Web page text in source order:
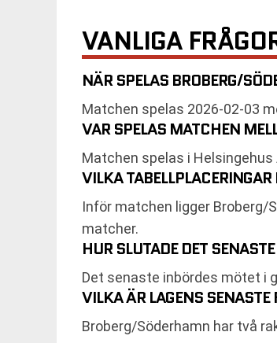
VANLIGA
NÄR SPELAS BROBERG/
Matchen spelas 2026-02-03
VAR SPELAS MATCHEN
Matchen spelas i Helsingehus
VILKA
Inför matchen ligger Broberg/
matcher.
HUR SLUTADE DET
Det senaste inbördes mötet i
VILKA ÄR LAGENS
Broberg/Söderhamn har två